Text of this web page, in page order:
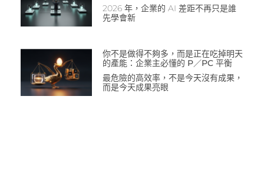
2026 年，企業的 AI 差距不再只是誰
先學會新
你不是做得不夠多，而是正在吃掉明天
的產能：企業主必懂的 P／PC 平衡
最危險的高效率，不是今天沒有成果，
而是今天成果亮眼